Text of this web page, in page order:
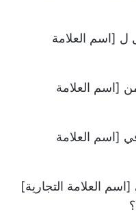
ل [اسم العلامة
[اسم العلامة
[اسم العلامة
العلامة التجارية]